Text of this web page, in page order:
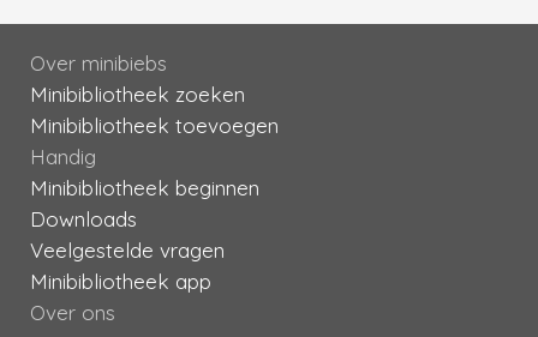
Over minibiebs
Minibibliotheek zoeken
Minibibliotheek toevoegen
Handig
Minibibliotheek beginnen
Downloads
Veelgestelde vragen
Minibibliotheek app
Over ons